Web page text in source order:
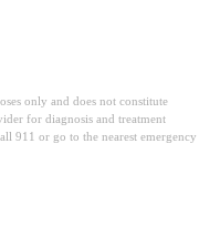
only and does not constitute
for diagnosis and treatment
911 or go to the nearest emergency